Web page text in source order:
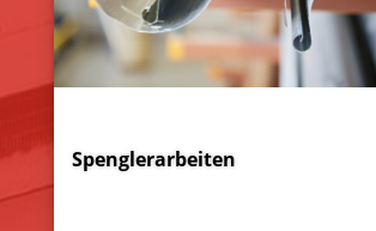
Spenglerarbeiten